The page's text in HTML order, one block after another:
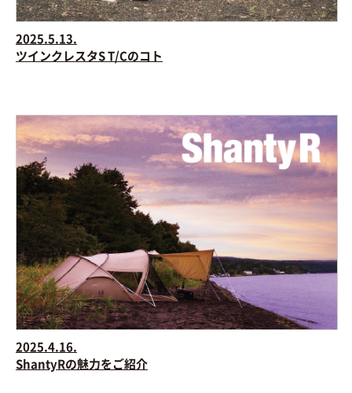
2025.5.13.
ツインクレスタS T/Cのコト
2025.4.16.
ShantyRの魅力をご紹介